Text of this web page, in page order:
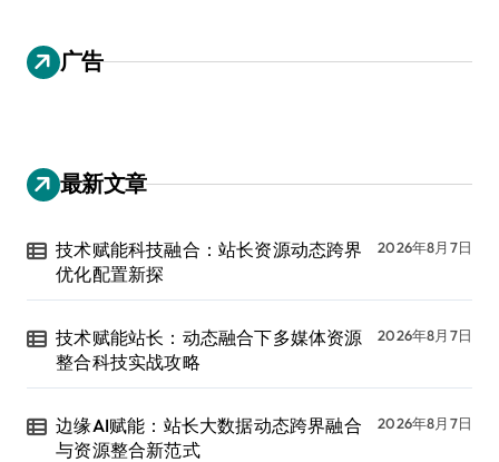
广告
最新文章
技术赋能科技融合：站长资源动态跨界
优化配置新探
2026年8月7日
技术赋能站长：动态融合下多媒体资源
整合科技实战攻略
2026年8月7日
边缘AI赋能：站长大数据动态跨界融合
与资源整合新范式
2026年8月7日